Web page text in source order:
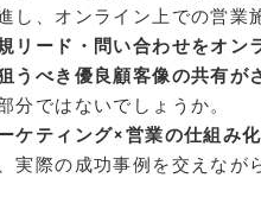
し、オンライン上での営業
リード・問い合わせをオン
うべき優良顧客像の共有
分ではないでしょうか。
ケティング×営業の仕組み化
実際の成功事例を交えなが